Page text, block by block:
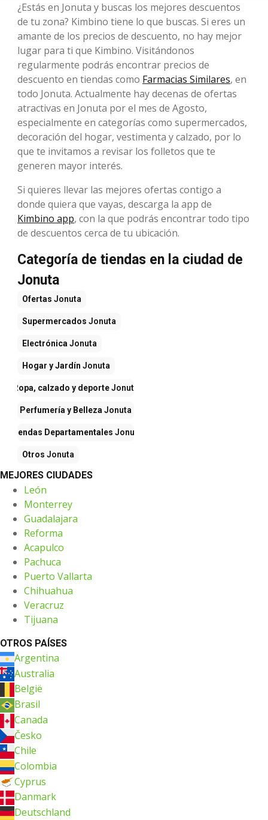
¿Estás en Jonuta y buscas los mejores descuentos
de tu zona? Kimbino tiene lo que buscas. Si eres un
amante de los precios de descuento, no hay mejor
lugar para ti que Kimbino. Visitándonos
regularmente podrás encontrar precios de
descuento en tiendas como Farmacias Similares, en
todo Jonuta. Actualmente hay decenas de ofertas
atractivas en Jonuta por el mes de Agosto,
especialmente en categorías como supermercados,
decoración del hogar, vestimenta y calzado, por lo
que te invitamos a revisar los folletos que te
generen mayor interés.
Si quieres llevar las mejores ofertas contigo a
donde quiera que vayas, descarga la app de
Kimbino app, con la que podrás encontrar todo tipo
de descuentos cerca de tu ubicación.
Categoría de tiendas en la ciudad de
Jonuta
Ofertas Jonuta
Supermercados Jonuta
Electrónica Jonuta
Hogar y Jardín Jonuta
Ropa, calzado y deporteJonuta
Perfumería y Belleza Jonuta
Tiendas Departamentales Jonuta
Otros Jonuta
MEJORES CIUDADES
León
Monterrey
Guadalajara
Reforma
Acapulco
Pachuca
Puerto Vallarta
Chihuahua
Veracruz
Tijuana
OTROS PAÍSES
Argentina
Australia
België
Brasil
Canada
Česko
Chile
Colombia
Cyprus
Danmark
Deutschland